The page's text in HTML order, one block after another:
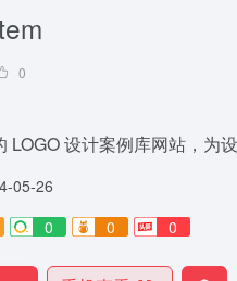
0
LOGO 设计案例库网站，为
05-26
0 0 0